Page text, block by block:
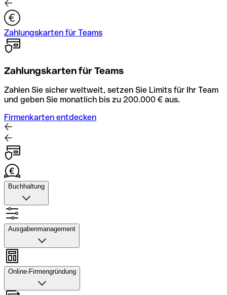
Zahlungskarten für Teams
Zahlungskarten für Teams
Zahlen Sie sicher weltweit, setzen Sie Limits für Ihr Team
und geben Sie monatlich bis zu 200.000 € aus.
Firmenkarten entdecken
Buchhaltung
Buchhaltung
Scannen Sie Belege und laden Sie sie in Qonto hoch.
Rechnungsabläufe können Sie automatisieren und mit
dem Buchhaltungstool schneller abstimmen.
Konto mit Buchhaltung entdecken
Ausgabenmanagement
Ausgabenmanagement
Genehmigungen einrichten, Ausgaben verfolgen, Budgets
und Kartenlimits zuweisen sowie Überweisungen und
Daten exportieren – alles in einer Anwendung.
Online-Firmengründung